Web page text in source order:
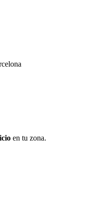
en tu zona.